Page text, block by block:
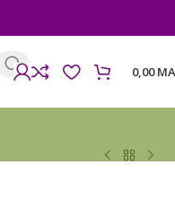
0,00